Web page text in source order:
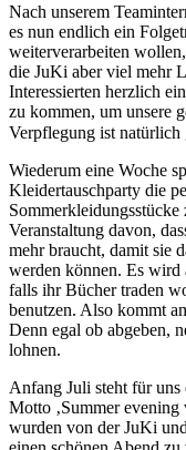
Nach unserem
es nun endlich ein
weiterverarbeiten
die JuKi aber viel mehr
Interessierten herzlich
zu kommen, um unsere
Verpflegung ist natürlich
Wiederum eine Woche
Kleidertauschparty die
Veranstaltung davon,
mehr braucht, damit sie
werden können. Es wird
falls ihr Bücher traden
benutzen. Also kommt
Denn egal ob abgeben,
lohnen.
Anfang Juli steht für
Motto ‚Summer evening
wurden von der JuKi